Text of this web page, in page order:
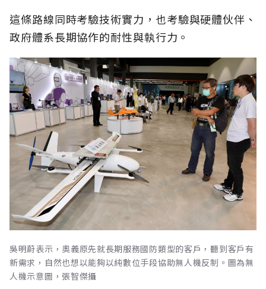
這條路線同時考驗技術實力，也考驗與硬體伙伴、
政府體系長期協作的耐性與執行力。
吳明蔚表示，奧義原先就長期服務國防類型的客戶，聽到客戶有
新需求，自然也想以能夠以純數位手段協助無人機反制。圖為無
人機示意圖，張智傑攝